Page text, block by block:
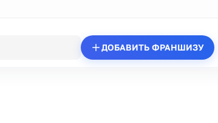
ДОБАВИТЬ ФРАНШИЗУ